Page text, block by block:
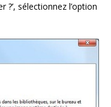
?’, sélectionnez l’option